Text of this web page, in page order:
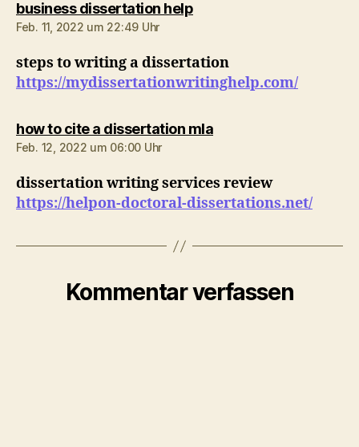
business dissertation helpsagt:
Feb. 11, 2022 um 22:49 Uhr
steps to writing a dissertation
https://mydissertationwritinghelp.com/
how to cite a dissertation mlasagt:
Feb. 12, 2022 um 06:00 Uhr
dissertation writing services review
https://helpon-doctoral-dissertations.net/
Kommentar verfassen